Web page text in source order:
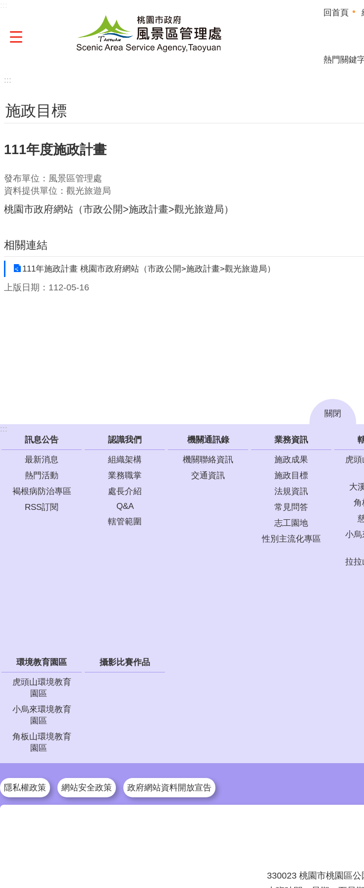
回首頁
熱門關鍵
:::
施政目標
111年度施政計畫
發布單位：風景區管理處
資料提供單位：觀光旅遊局
桃園市政府網站（市政公開>施政計畫>觀光旅遊局）
相關連結
111年施政計畫 桃園市政府網站（市政公開>施政計畫>觀光旅遊局）
上版日期：112-05-16
關閉
:::
訊息公告
最新消息
熱門活動
褐根病防治專區
RSS訂閱
認識我們
組織架構
業務職掌
處長介紹
Q&A
轄管範圍
機關通訊錄
機關聯絡資訊
交通資訊
業務資訊
施政成果
施政目標
法規資訊
常見問答
志工園地
性別主流化專區
虎
大
角
小烏
拉拉
環境教育園區
虎頭山環境教育
園區
小烏來環境教育
園區
角板山環境教育
園區
攝影比賽作品
隱私權政策 網站安全政策 政府網站資料開放宣告
330023 桃園市桃園區公